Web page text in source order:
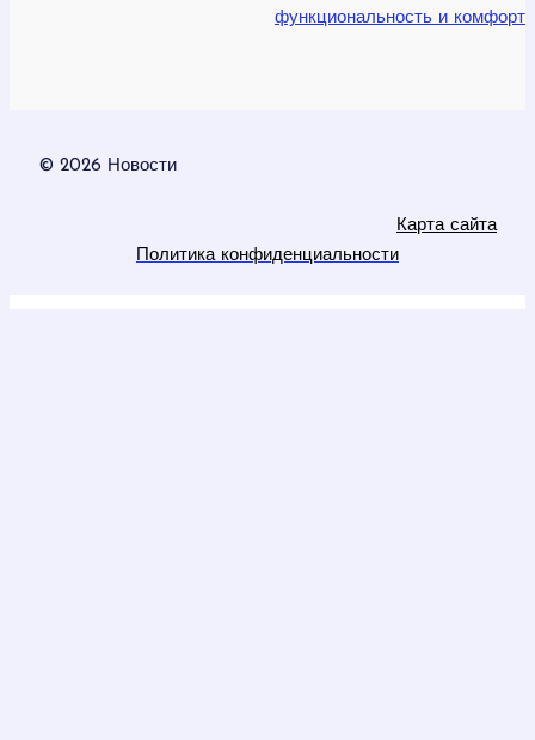
функциональность и комфорт
© 2026 Новости
Карта сайта
Политика конфиденциальности